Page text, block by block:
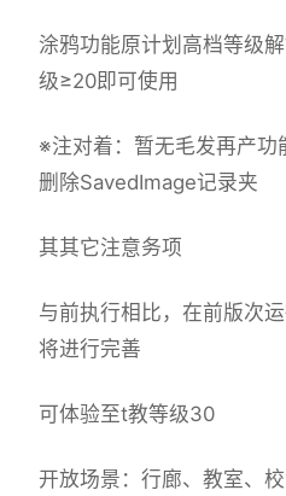
涂鸦功能原计划高档等级
级≥20即可使用
※注对着 ：暂无毛发再产
删除SavedImage记录夹
其其它注意务项
与前执行相比，在前版次
将进行完善
可体验至t教等级30
开放场景：行廊、教室、